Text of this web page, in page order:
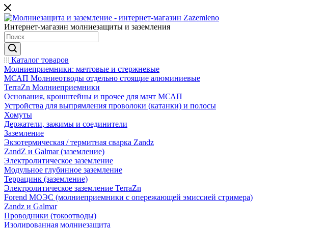
Интернет-магазин молниезащиты и заземления
Каталог товаров
Молниеприемники: мачтовые и стержневые
МСАП Молниеотводы отдельно стоящие алюминиевые
TerraZn Молниеприемники
Основания, кронштейны и прочее для мачт МСАП
Устройства для выпрямления проволоки (катанки) и полосы
Хомуты
Держатели, зажимы и соединители
Заземление
Экзотермическая / термитная сварка Zandz
ZandZ и Galmar (заземление)
Электролитическое заземление
Модульное глубинное заземление
Террацинк (заземление)
Электролитическое заземление TerraZn
Forend МОЭС (молниеприемники с опережающей эмиссией стримера)
Zandz и Galmar
Проводники (токоотводы)
Изолированная молниезащита